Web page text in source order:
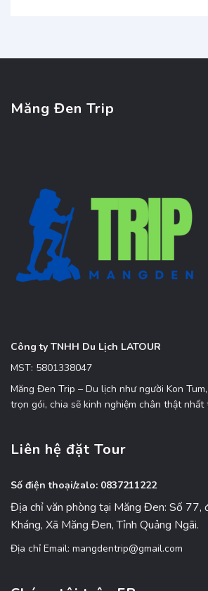
Măng Đen Trip
Công ty TNHH Du Lịch LATOUR
MST: 5801338047
Măng Đen Trip – Du lịch như người Kon
trọn gói, chia sẽ kinh nghiệm chân thật nhất
Liên hệ đặt Tour
Số điện thoại/zalo: 0837211222
Địa chỉ văn phòng tại Măng Đen: Số 77,
Kháng, Xã Măng Đen, Tỉnh Quảng Ngãi.
Địa chỉ Email: mangdentrip@gmail.com